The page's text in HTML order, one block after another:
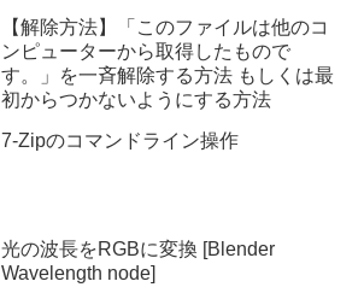
【解除方法】「このファイルは他のコ
ンピューターから取得したもので
す。」を一斉解除する方法 もしくは最
初からつかないようにする方法
7-Zipのコマンドライン操作
光の波長をRGBに変換 [Blender
Wavelength node]